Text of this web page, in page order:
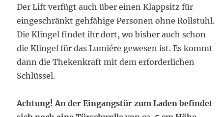
Der Lift verfügt auch über einen Klappsitz für
eingeschränkt gehfähige Personen ohne Rollstuhl.
Die Klingel findet ihr dort, wo bisher auch schon
die Klingel für das Lumiére gewesen ist. Es kommt
dann die Thekenkraft mit dem erforderlichen
Schlüssel.
Achtung! An der Eingangstür zum Laden befindet